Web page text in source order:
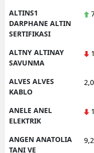
ALTINS1
DARPHANE ALTIN
SERTIFIKASI
ALTNY ALTINAY
SAVUNMA
ALVES ALVES
KABLO
ANELE ANEL
ELEKTRIK
ANGEN ANATOLIA
TANI VE